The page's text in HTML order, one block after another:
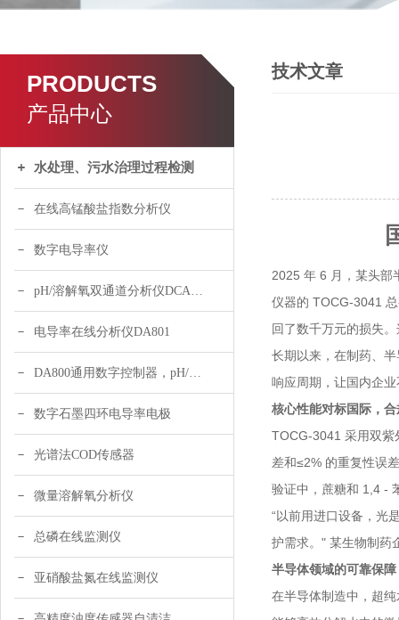
PRODUCTS
产品中心
水处理、污水治理过程检测
在线高锰酸盐指数分析仪
数字电导率仪
pH/溶解氧双通道分析仪DCA120
电导率在线分析仪DA801
DA800通用数字控制器，pH/DO/ORP多参数
数字石墨四环电导率电极
光谱法COD传感器
微量溶解氧分析仪
总磷在线监测仪
亚硝酸盐氮在线监测仪
技术文章
2025 年 6 月，某头部
仪器的 TOCG-3041
回了数千万元的损失
长期以来，在制药、
响应周期，让国内企
核心性能对标国际，
TOCG-3041 采用双紫
差和≤2% 的重复性误
验证中，蔗糖和 1,4 -
“以前用进口设备，光
护需求。" 某生物制药
半导体领域的可靠保障
在半导体制造中，超